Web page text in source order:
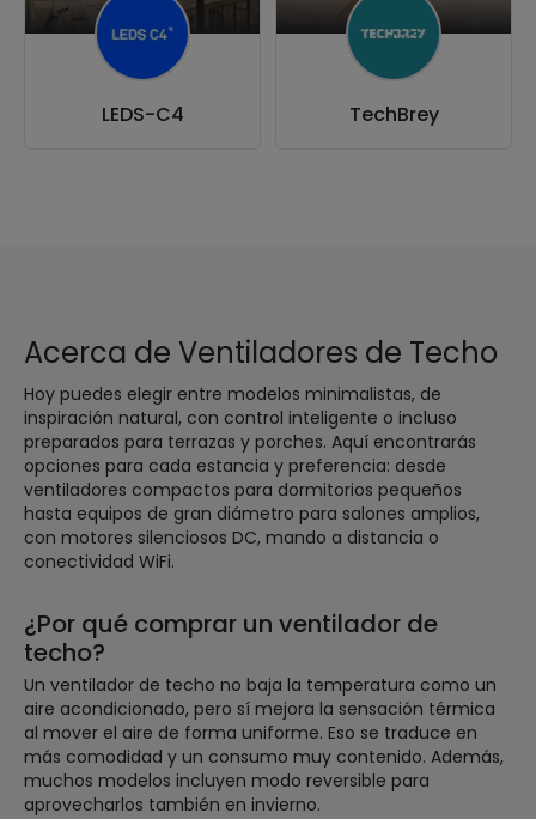
LEDS-C4 TechBrey
Acerca de Ventiladores de Techo
Hoy puedes elegir entre modelos minimalistas, de
inspiración natural, con control inteligente o incluso
preparados para terrazas y porches. Aquí encontrarás
opciones para cada estancia y preferencia: desde
ventiladores compactos para dormitorios pequeños
hasta equipos de gran diámetro para salones amplios,
con motores silenciosos DC, mando a distancia o
conectividad WiFi.
¿Por qué comprar un ventilador de
techo?
Un ventilador de techo no baja la temperatura como un
aire acondicionado, pero sí mejora la sensación térmica
al mover el aire de forma uniforme. Eso se traduce en
más comodidad y un consumo muy contenido. Además,
muchos modelos incluyen modo reversible para
aprovecharlos también en invierno.